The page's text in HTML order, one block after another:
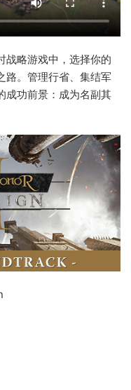
战略游戏中，选择你的
路。管理行省、集结军
成功前景：成为名副其